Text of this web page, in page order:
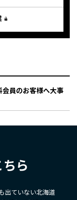
員のお客様へ大事
ら
出ていない北海道